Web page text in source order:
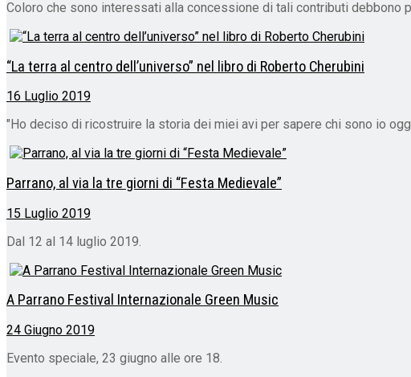
Coloro che sono interessati alla concessione di tali contributi debbono
“La terra al centro dell’universo” nel libro di Roberto Cherubini
16 Luglio 2019
"Ho deciso di ricostruire la storia dei miei avi per sapere chi sono io
Parrano, al via la tre giorni di “Festa Medievale”
15 Luglio 2019
Dal 12 al 14 luglio 2019.
A Parrano Festival Internazionale Green Music
24 Giugno 2019
Evento speciale, 23 giugno alle ore 18.